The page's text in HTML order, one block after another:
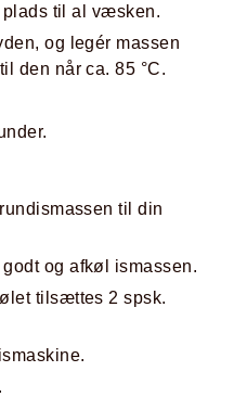
plads til al væsken.
og legér massen
den når ca. 85 °C.
til din
og afkøl ismassen.
tilsættes 2 spsk.